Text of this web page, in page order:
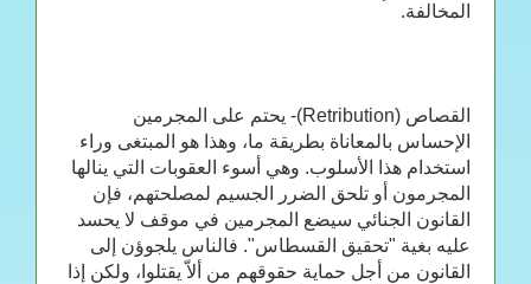
المخالفة.
القصاص (Retribution)- يحتم على المجرمين
الإحساس بالمعاناة بطريقة ما، وهذا هو المبتغى وراء
استخدام هذا الأسلوب. وهي أسوء العقوبات التي ينالها
المجرمون أو تلحق الضرر الجسيم لمصلحتهم، فإن
القانون الجنائي سيضع المجرمين في موقف لا يحسد
عليه بغية "تحقيق القسطاس". فالناس يلجوؤن إلى
القانون من أجل حماية حقوقهم من ألاّ يقتلوا، ولكن إذا